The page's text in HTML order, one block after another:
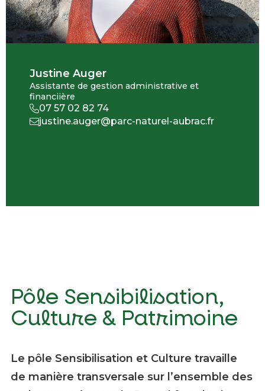
Justine Auger
Assistante de gestion administrative et
financiière
07 57 02 82 74
justine.auger@parc-naturel-aubrac.fr
Pôle Sensibilisation,
Culture & Patrimoine
Le pôle Sensibilisation et Culture travaille
de manière transversale sur l’ensemble des